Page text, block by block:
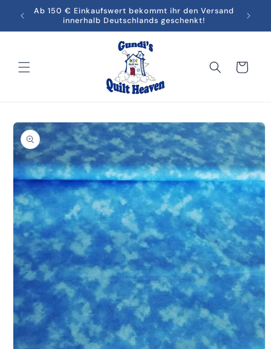
zumAb 150 € Einkaufswert bekommt ihr den Versand
innerhalb Deutschlands geschenkt!
Warenkorb